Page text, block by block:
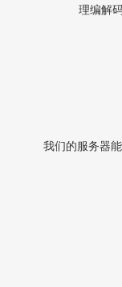
理编解
我们的服务器